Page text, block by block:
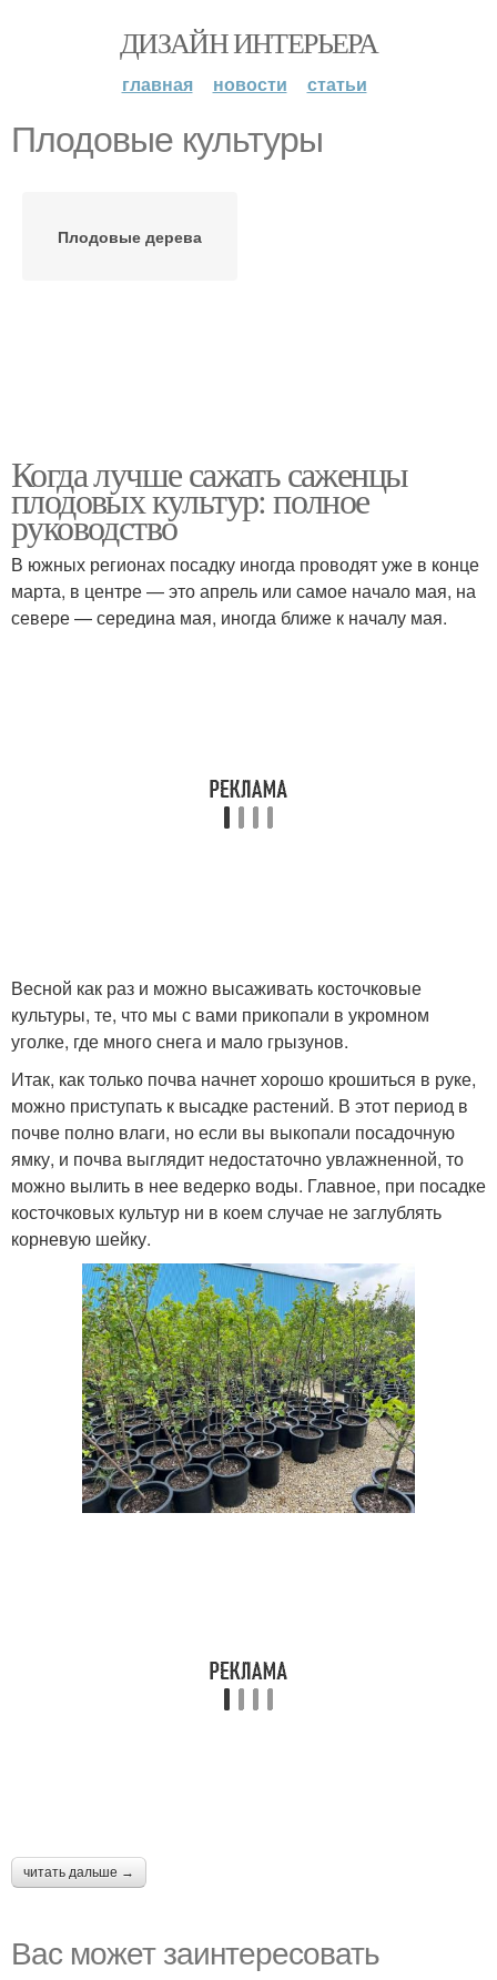
ДИЗАЙН ИНТЕРЬЕРА
главная новости статьи
Плодовые культуры
Плодовые дерева
Когда лучше сажать саженцы
плодовых культур: полное
руководство
В южных регионах посадку иногда проводят уже в конце
марта, в центре — это апрель или самое начало мая, на
севере — середина мая, иногда ближе к началу мая.
Весной как раз и можно высаживать косточковые
культуры, те, что мы с вами прикопали в укромном
уголке, где много снега и мало грызунов.
Итак, как только почва начнет хорошо крошиться в руке,
можно приступать к высадке растений. В этот период в
почве полно влаги, но если вы выкопали посадочную
ямку, и почва выглядит недостаточно увлажненной, то
можно вылить в нее ведерко воды. Главное, при посадке
косточковых культур ни в коем случае не заглублять
корневую шейку.
читать дальше →
Вас может заинтересовать